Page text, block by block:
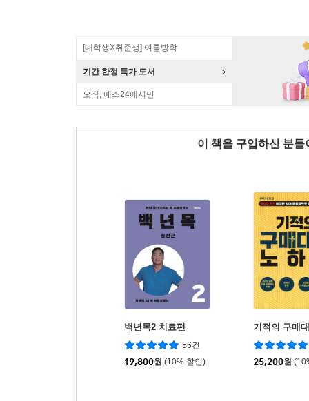
[대학생X취준생] 여름방학
기간 한정 특가 도서
오직, 예스24에서만
이 책을 구입하신 분
백년목2 치료편
56건
19,800원 (10% 할인)
기적의 구매
25,200원